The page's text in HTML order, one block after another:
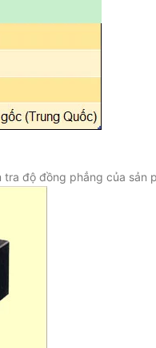
độ đồng phẳng của sản